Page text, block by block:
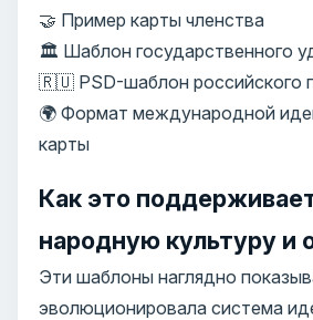
🤝 Пример карты членства
🏛️ Шаблон государственного
🇷🇺 PSD-шаблон российского
🌍 Формат международной
карты
Как это
народную культуру и
Эти шаблоны наглядно
эволюционировала система